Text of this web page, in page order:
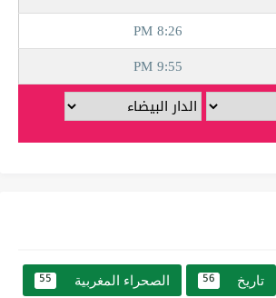
تاريخ 56 الصحراء المغربية 55